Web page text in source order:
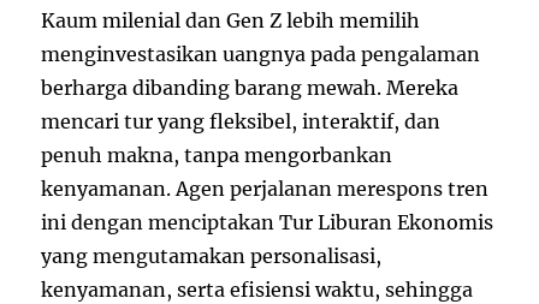
Kaum milenial dan Gen Z lebih memilih
menginvestasikan uangnya pada pengalaman
berharga dibanding barang mewah. Mereka
mencari tur yang fleksibel, interaktif, dan
penuh makna, tanpa mengorbankan
kenyamanan. Agen perjalanan merespons tren
ini dengan menciptakan Tur Liburan Ekonomis
yang mengutamakan personalisasi,
kenyamanan, serta efisiensi waktu, sehingga